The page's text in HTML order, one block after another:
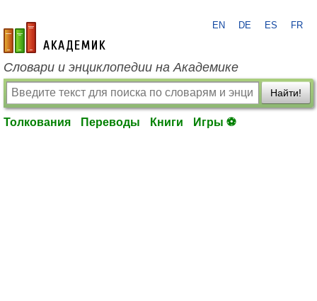
academic.ru
EN DE ES FR
Словари и энциклопедии на Академике
Найти!
Толкования Переводы Книги Игры ⚽